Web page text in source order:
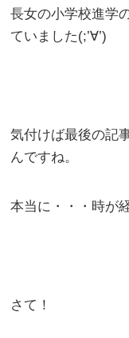
長女の小学校進学
ていました(;’∀’)
気付けば最後の記
んですね。
本当に・・・時が
さて！